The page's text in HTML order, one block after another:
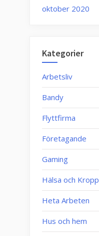
oktober 2020
Kategorier
Arbetsliv
Bandy
Flyttfirma
Företagande
Gaming
Hälsa och Kropp
Heta Arbeten
Hus och hem